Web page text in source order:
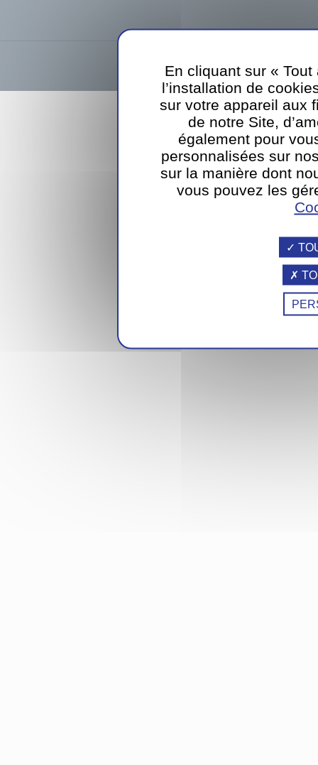
En cliquant sur «
l’installation de
sur votre appareil aux
de notre Site,
également pour
personnalisées sur
sur la manière dont
vous pouvez les